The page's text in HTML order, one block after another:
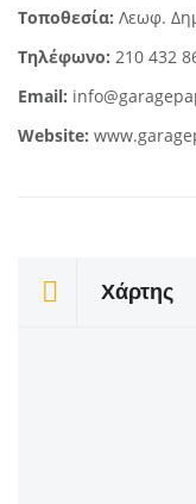
Τοποθεσία: Λεωφ.
Τηλέφωνο: 210 432
Email:
Website:
Χάρτης